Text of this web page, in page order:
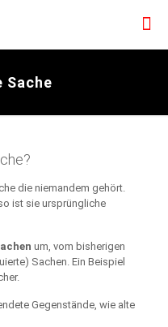
Sache
die niemandem gehört.
ist sie ursprüngliche
um, vom bisherigen
Sachen. Ein Beispiel
Gegenstände, wie alte